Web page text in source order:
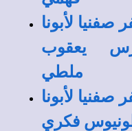
لأبونا
يعقوب
ملطي
لأبونا
فكري